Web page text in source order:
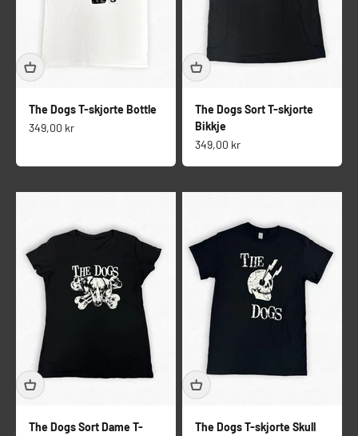
The Dogs T-skjorte Bottle
Salgspris
349,00 kr
The Dogs Sort T-skjorte
Bikkje
Salgspris
349,00 kr
The Dogs Sort Dame T-
The Dogs T-skjorte Skull